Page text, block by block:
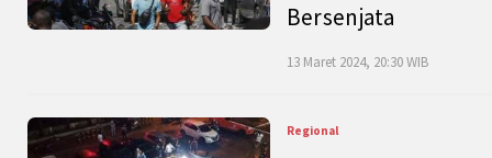
Bersenjata
13 Maret 2024, 20:30 WIB
Regional